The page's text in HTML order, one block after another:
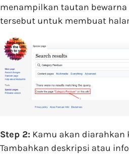
menampilkan tautan
tersebut untuk membuat
Step 2: Kamu akan diarahkan
Tambahkan deskripsi atau